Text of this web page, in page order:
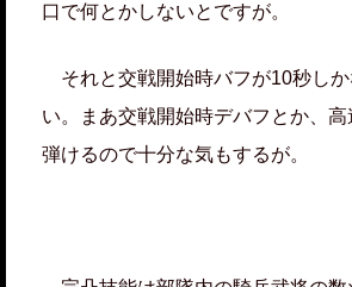
口で何とかしないとですが。
それと交戦開始時バフが10秒し
い。まあ交戦開始時デバフとか、
弾けるので十分な気もするが。